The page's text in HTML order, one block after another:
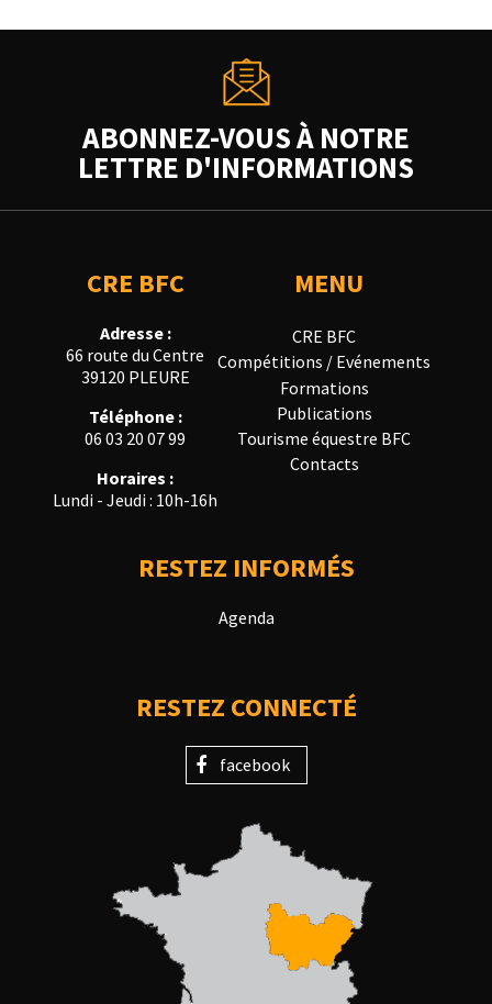
ABONNEZ-VOUS À NOTRE
LETTRE D'INFORMATIONS
CRE BFC
Adresse :
66 route du Centre
39120 PLEURE
Téléphone :
06 03 20 07 99
Horaires :
Lundi - Jeudi : 10h-16h
MENU
CRE BFC
Compétitions / Evénements
Formations
Publications
Tourisme équestre BFC
Contacts
RESTEZ INFORMÉS
Agenda
RESTEZ CONNECTÉ
facebook